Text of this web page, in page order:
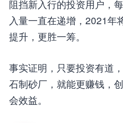
阻挡新入行的投资用户，
入量一直在递增，2021年
提升，更胜一筹。
事实证明，只要投资有道
石制砂厂，就能更赚钱，
会效益。